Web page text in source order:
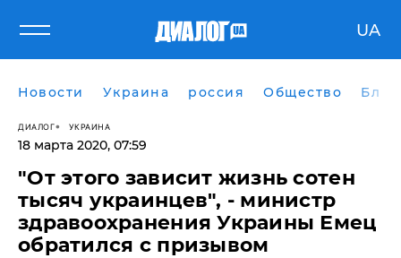
UA
Новости Украина россия Общество
ДИАЛОГ УКРАИНА
18 марта 2020, 07:59
"От этого зависит жизнь сотен
тысяч украинцев", - министр
здравоохранения Украины Емец
обратился с призывом